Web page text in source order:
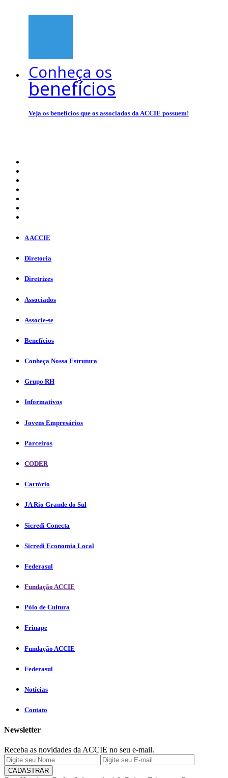
Conheça os
benefícios
Veja os benefícios que os associados da ACCIE possuem!
A ACCIE
Diretoria
Diretrizes
Associados
Associe-se
Benefícios
Conheça Nossa Estrutura
Grupo RH
Informativos
Jovens Empresários
Parceiros
CODER
Cartório
JA Rio Grande do Sul
Sicredi Conecta
Sicredi Economia Local
Federasul
Fundação ACCIE
Pólo de Cultura
Frinape
Fundação ACCIE
Federasul
Notícias
Contato
Newsletter
Receba as novidades da ACCIE no seu e-mail.